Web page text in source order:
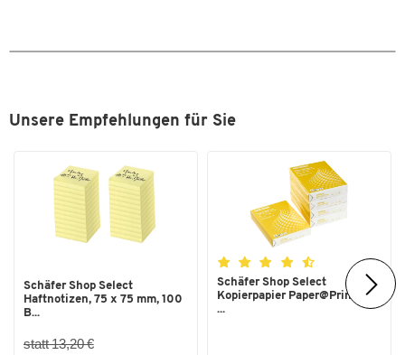
Stück pro Paket 12
Unsere Empfehlungen für Sie
Schäfer Shop Select
Haftnotizen, 75 x 75 mm, 100
B...
statt 13,20 €
Schäfer Shop Select
Kopierpapier Paper@Print, DIN
...
Zum Zoomen doppeltippen